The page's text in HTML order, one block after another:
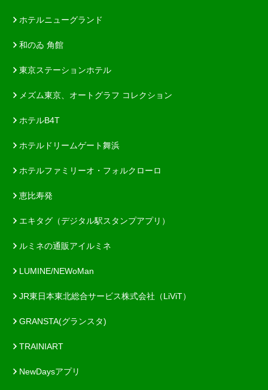
ホテルニューグランド
和のゐ 角館
東京ステーションホテル
メズム東京、オートグラフ コレクション
ホテルB4T
ホテルドリームゲート舞浜
ホテルファミリーオ・フォルクローロ
恵比寿発
エキタグ（デジタル駅スタンプアプリ）
ルミネの通販アイルミネ
LUMINE/NEWoMan
JR東日本東北総合サービス株式会社（LiViT）
GRANSTA(グランスタ)
TRAINIART
NewDaysアプリ